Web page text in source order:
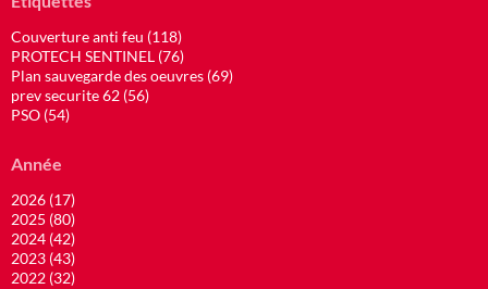
Couverture anti feu (118)
PROTECH SENTINEL (76)
Plan sauvegarde des oeuvres (69)
prev securite 62 (56)
PSO (54)
Année
2026 (17)
2025 (80)
2024 (42)
2023 (43)
2022 (32)